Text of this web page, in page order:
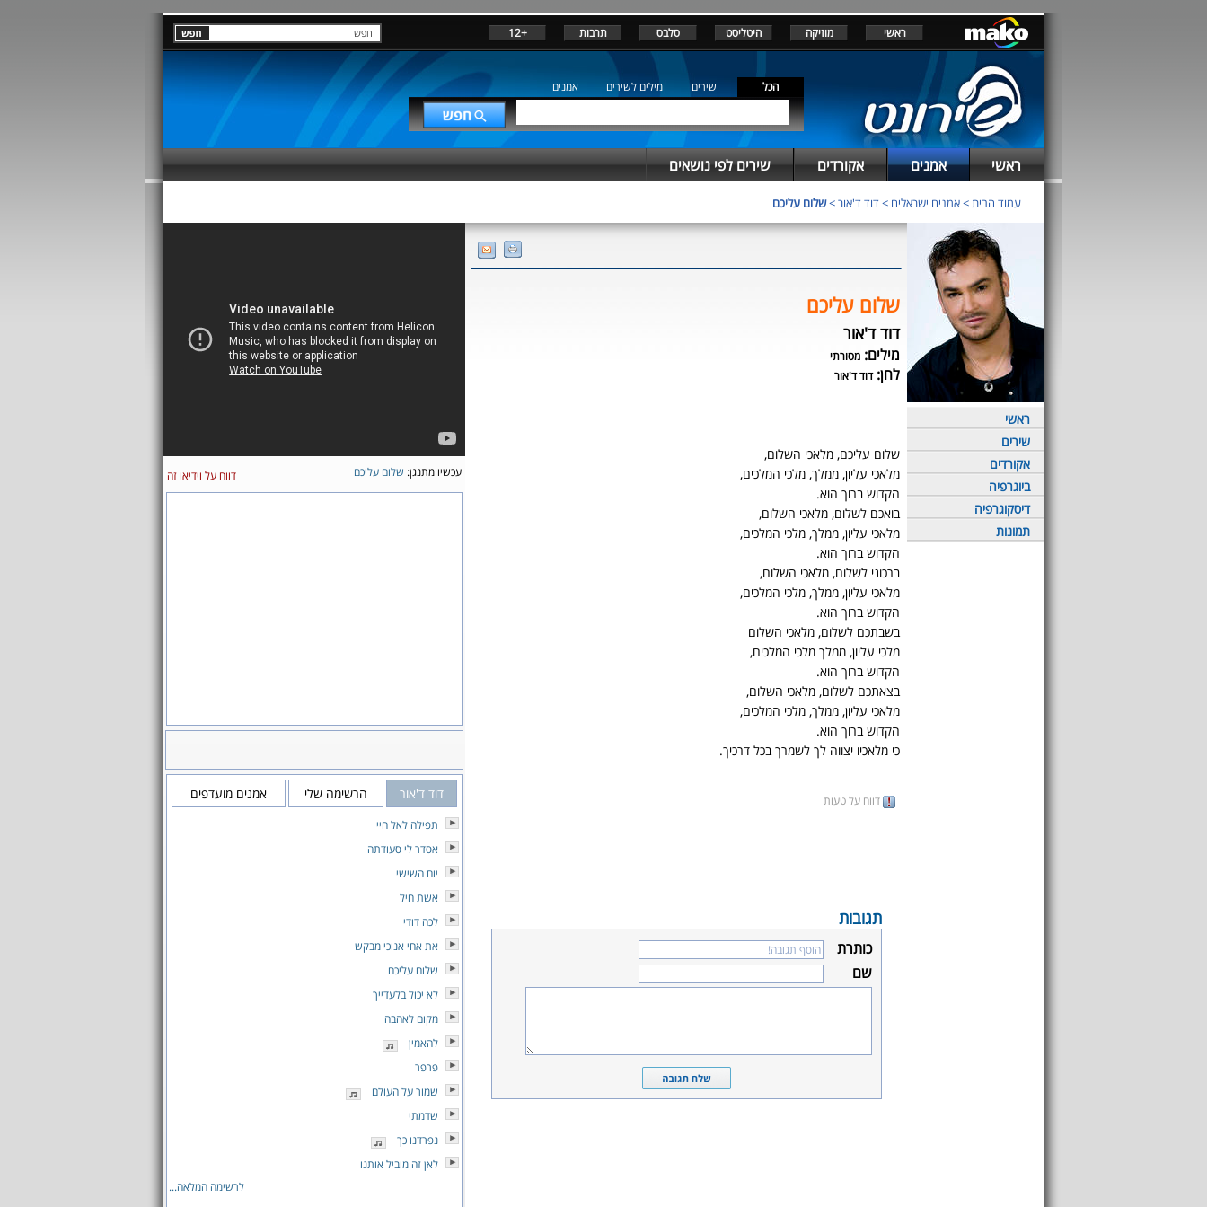
ראשי מוזיקה היטליסט סלבס תרבות +12
הכל שירים מילים לשירים אמנים
ראשי אמנים אקורדים שירים לפי נושאים
עמוד הבית>אמנים ישראלים >דוד ד'אור>שלום עליכם
ראשי
שירים
אקורדים
ביוגרפיה
דיסקוגרפיה
תמונות
שלום עליכם
דוד ד'אור
מילים: מסורתי
לחן:דוד ד'אור
שלום עליכם, מלאכי השלום,
מלאכי עליון, ממלך, מלכי המלכים,
הקדוש ברוך הוא.
בואכם לשלום, מלאכי השלום,
מלאכי עליון, ממלך, מלכי המלכים,
הקדוש ברוך הוא.
ברכוני לשלום, מלאכי השלום,
מלאכי עליון, ממלך, מלכי המלכים,
הקדוש ברוך הוא.
בשבתכם לשלום, מלאכי השלום
מלכי עליון, ממלך מלכי המלכים,
הקדוש ברוך הוא.
בצאתכם לשלום, מלאכי השלום,
מלאכי עליון, ממלך, מלכי המלכים,
הקדוש ברוך הוא.
כי מלאכיו יצווה לך לשמרך בכל דרכיך.
דווח על טעות
תגובות
כותרת
שם
עכשיו מתנגן: שלום עליכם דווח על וידיאו זה
דוד ד'אור הרשימה שלי אמנים מועדפים
תפילה לאל חיי
אסדר לי סעודתה
יום השישי
אשת חיל
לכה דודי
את אחי אנוכי מבקש
שלום עליכם
לא יכול בלעדייך
מקום לאהבה
להאמין
פרפר
שמור על העולם
שדמתי
נפרדנו כך
לאן זה מוביל אותנו
לרשימה המלאה...